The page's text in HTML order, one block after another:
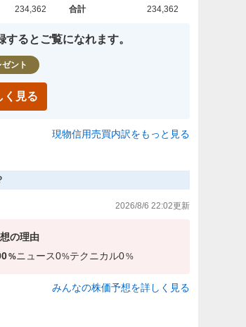
合計
合計
234,362
売約定 合計
234,362
るとご覧になれます。
ント
く見る
現物信用売買内訳をもっと見る
2026/8/6 22:02更新
の理由
%ニュース0%テクニカル0%
みんなの株価予想を詳しく見る